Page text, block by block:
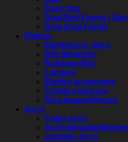
Easy tips
Dual Nail Forms /
Diva Dual Forms
Elektra
Elektrische vijlen
Bits Magnetic
Rainbow Bits
Lampen
Elektra accesoires
Combi manicure
Diva lampen/frezen
Acryl
Color acryl
Acryl benodigdheden
samples acryl